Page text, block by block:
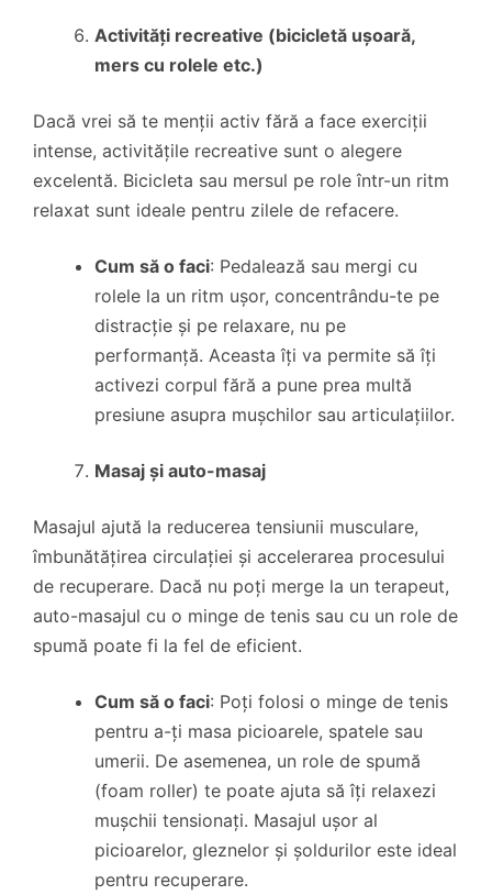
Activități recreative (bicicletă ușoară,
mers cu rolele etc.)
Dacă vrei să te menții activ fără a face exerciții
intense, activitățile recreative sunt o alegere
excelentă. Bicicleta sau mersul pe role într-un ritm
relaxat sunt ideale pentru zilele de refacere.
Cum să o faci: Pedalează sau mergi cu
rolele la un ritm ușor, concentrându-te pe
distracție și pe relaxare, nu pe
performanță. Aceasta îți va permite să îți
activezi corpul fără a pune prea multă
presiune asupra mușchilor sau articulațiilor.
Masaj și auto-masaj
Masajul ajută la reducerea tensiunii musculare,
îmbunătățirea circulației și accelerarea procesului
de recuperare. Dacă nu poți merge la un terapeut,
auto-masajul cu o minge de tenis sau cu un role de
spumă poate fi la fel de eficient.
Cum să o faci: Poți folosi o minge de tenis
pentru a-ți masa picioarele, spatele sau
umerii. De asemenea, un role de spumă
(foam roller) te poate ajuta să îți relaxezi
mușchii tensionați. Masajul ușor al
picioarelor, gleznelor și șoldurilor este ideal
pentru recuperare.